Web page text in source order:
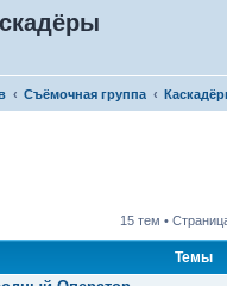
Съёмочная группа
15 тем •
Темы